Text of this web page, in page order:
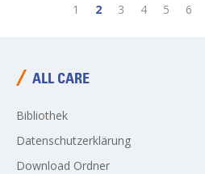
1 2 3 4 5 6
ALL CARE
Bibliothek
Datenschutzerklärung
Download Ordner